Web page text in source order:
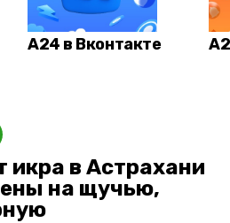
А24 в Вконтакте
икра в Астрахани
на щучью,